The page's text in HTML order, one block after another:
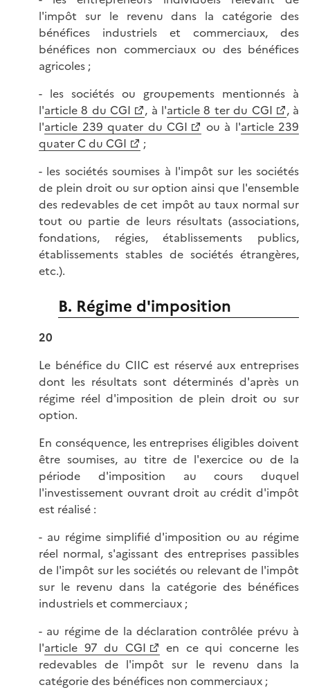
l'impôt sur le revenu dans la catégorie des
bénéfices industriels et commerciaux, des
bénéfices non commerciaux ou des bénéfices
agricoles ;
- les sociétés ou groupements mentionnés à
l'article 8 du CGI , à l'article 8 ter du CGI
, à
l'article 239 quater du CGI ou à l'article 239
quater C du CGI
;
- les sociétés soumises à l'impôt sur les sociétés
de plein droit ou sur option ainsi que l'ensemble
des redevables de cet impôt au taux normal sur
tout ou partie de leurs résultats (associations,
fondations, régies, établissements publics,
établissements stables de sociétés étrangères,
etc.).
B. Régime d'imposition
20
Le bénéfice du CIIC est réservé aux entreprises
dont les résultats sont déterminés d'après un
régime réel d'imposition de plein droit ou sur
option.
En conséquence, les entreprises éligibles doivent
être soumises, au titre de l'exercice ou de la
période d'imposition au cours duquel
l'investissement ouvrant droit au crédit d'impôt
est réalisé :
- au régime simplifié d'imposition ou au régime
réel normal, s'agissant des entreprises passibles
de l'impôt sur les sociétés ou relevant de l'impôt
sur le revenu dans la catégorie des bénéfices
industriels et commerciaux ;
- au régime de la déclaration contrôlée prévu à
l'article 97 du CGI
en ce qui concerne les
redevables de l'impôt sur le revenu dans la
catégorie des bénéfices non commerciaux ;